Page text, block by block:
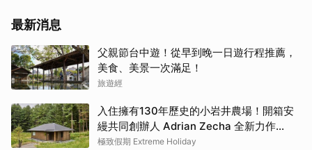
最新消息
父親節台中遊！從早到晚一日遊行程推薦，
美食、美景一次滿足！
旅遊經
入住擁有130年歷史的小岩井農場！開箱安
縵共同創辦人 Adrian Zecha 全新力作
「AZUMA FARM KOIWAI」體驗最高級的
極致假期 Extreme Holiday